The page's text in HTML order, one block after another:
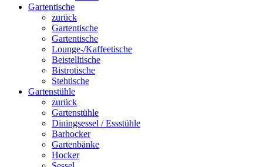
Gartentische
zurück
Gartentische
Gartentische
Lounge-/Kaffeetische
Beistelltische
Bistrotische
Stehtische
Gartenstühle
zurück
Gartenstühle
Diningsessel / Essstühle
Barhocker
Gartenbänke
Hocker